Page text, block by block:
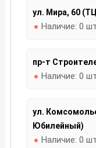
ул. Мира, 60
Наличие: 0
пр-т
Наличие: 0
ул.
Юбилейный)
Наличие: 0